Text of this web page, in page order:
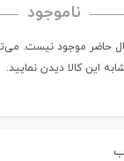
ناموجود
حاضر موجود نیست.
این کالا دیدن نمایید.